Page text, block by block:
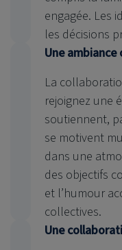
engagée. Les
les décisions
Une ambiance
La
rejoignez une
soutiennent,
se motivent
dans une
des objectifs
et l’humour
collectives.
Une